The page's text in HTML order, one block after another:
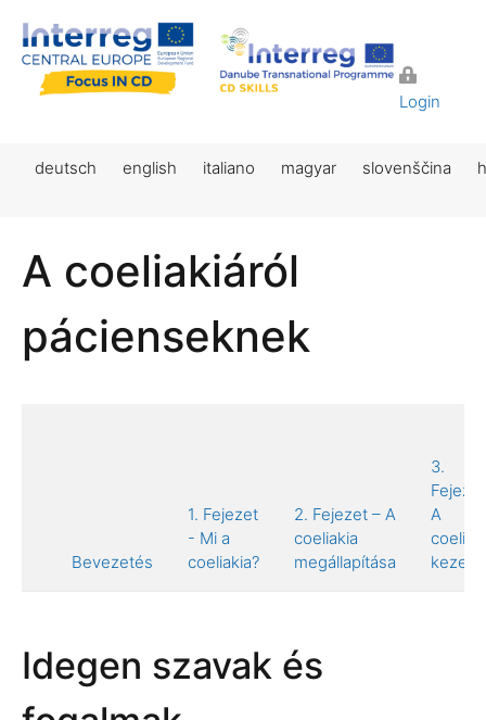
Login
deutsch english italiano magyar slovenščina
A coeliakiáról
pácienseknek
Bevezetés
1. Fejezet
- Mi a
coeliakia?
2. Fejezet – A
coeliakia
megállapítása
3.
A
Idegen szavak és